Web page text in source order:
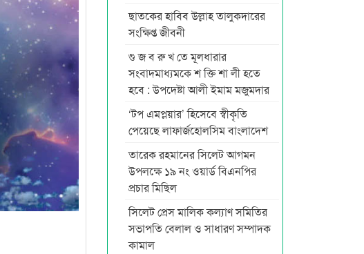
ছাতকের হাবিব উল্লাহ তালুকদারের
সংক্ষিপ্ত জীবনী
গু জ ব রু খ তে মূলধারার
সংবাদমাধ্যমকে শ ক্তি শা লী হতে
হবে : উপদেষ্টা আলী ইমাম মজুমদার
‘টপ এমপ্লয়ার’ হিসেবে স্বীকৃতি
পেয়েছে লাফার্জহোলসিম বাংলাদেশ
তারেক রহমানের সিলেট আগমন
উপলক্ষে ১৯ নং ওয়ার্ড বিএনপির
প্রচার মিছিল
সিলেট প্রেস মালিক কল্যাণ সমিতির
সভাপতি বেলাল ও সাধারণ সম্পাদক
কামাল